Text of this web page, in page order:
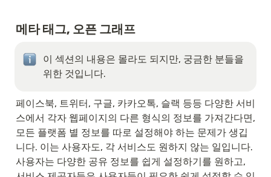
메타 태그, 오픈 그래프
이 섹션의 내용은 몰라도 되지만, 궁금한 분들을
위한 것입니다.
페이스북, 트위터, 구글, 카카오톡, 슬랙 등등 다양한 서비
스에서 각자 웹페이지의 다른 형식의 정보를 가져간다면,
모든 플랫폼 별 정보를 따로 설정해야 하는 문제가 생깁
니다. 이는 사용자도, 각 서비스도 원하지 않는 일입니다.
사용자는 다양한 공유 정보를 쉽게 설정하기를 원하고,